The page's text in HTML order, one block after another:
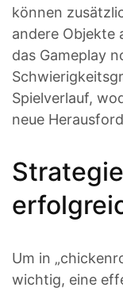
können
andere Objekte
das Gameplay
Spielverlauf,
neue
Um in
wichtig, eine